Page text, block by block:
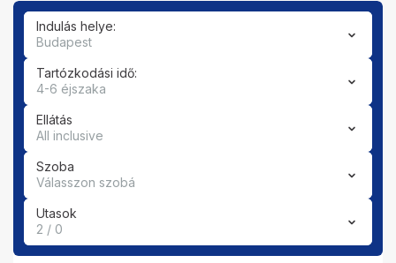
Indulás helye:
Budapest
Tartózkodási idő:
4-6 éjszaka
Ellátás
All inclusive
Szoba
Válasszon szobá
Utasok
2 / 0